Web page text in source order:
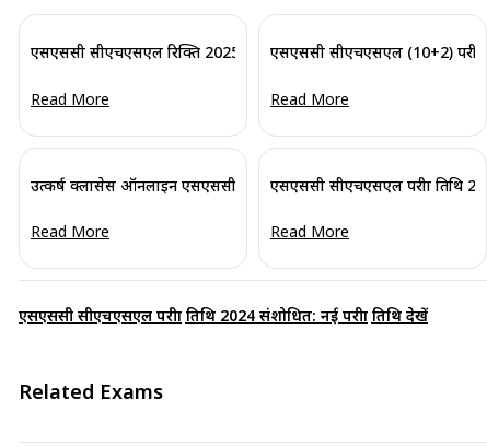
एसएससी सीएचएसएल रिक्ति 2025 जारी: अंतिम पद और श्रेणीवार विवरण देखें
Read More
एसएससी सीएचएसएल (10+2) परीक्षा
Read More
उत्कर्ष क्लासेस ऑनलाइन एसएससी सीएचएसएल टारगेट बैच 2025: फ्लैश
Read More
एसएससी सीएचएसएल परीक्षा तिथि
Read More
एसएससी सीएचएसएल परीक्षा तिथि 2024 संशोधित: नई परीक्षा तिथि देखें
Related Exams